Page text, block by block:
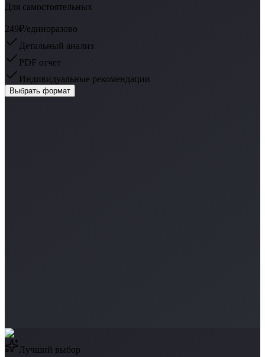
Для самостоятельных
249₽/единоразово
Детальный анализ
PDF отчет
Индивидуальные рекомендации
Выбрать формат
Лучший выбор